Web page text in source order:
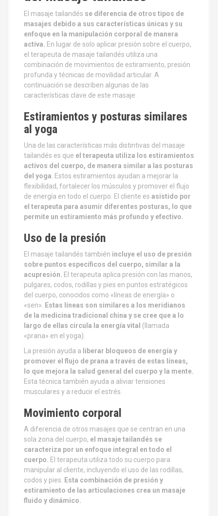
El masaje tailandés se diferencia de otros tipos de
masajes debido a sus características únicas y su
enfoque en la manipulación corporal de manera
activa. En lugar de solo aplicar presión sobre el cuerpo,
el terapeuta de masaje tailandés utiliza una
combinación de movimientos de estiramiento, presión
profunda y técnicas de movilidad articular. A
continuación se describen algunas de las
características clave de este masaje:
Estiramientos y posturas similares
al yoga
Una de las características más distintivas del masaje
tailandés es que el terapeuta utiliza los estiramientos
activos del cuerpo, de manera similar a las posturas
del yoga . Estos estiramientos ayudan a mejorar la
flexibilidad, fortalecer los músculos y promover el flujo
de energía en todo el cuerpo. El cliente es asistido por
el terapeuta para asumir diferentes posturas, lo que
permite un estiramiento más profundo y efectivo.
Uso de la presión
El masaje tailandés también incluye el uso de presión
sobre puntos específicos del cuerpo, similar a la
acupresión. El terapeuta aplica presión con las manos,
pulgares, codos, rodillas y pies en puntos estratégicos
del cuerpo, conocidos como «líneas de energía» o
«sen».
Estas líneas son similares a los meridianos
de la medicina tradicional china y se cree que a lo
largo de ellas circula la energía vital (llamada
«prana» en el yoga).
La presión ayuda a liberar bloqueos de energía y
promover el flujo de prana a través de estas líneas,
lo que mejora la salud general del cuerpo y la mente.
Esta técnica también ayuda a aliviar tensiones
musculares y a reducir el estrés.
Movimiento corporal
A diferencia de otros masajes que se centran en una
sola zona del cuerpo, el masaje tailandés se
caracteriza por un enfoque integral en todo el
cuerpo. El terapeuta utiliza todo su cuerpo para
manipular al cliente, incluyendo el uso de las rodillas,
codos y pies.
Esta combinación de presión y
estiramiento de las articulaciones crea un masaje
fluido y dinámico.